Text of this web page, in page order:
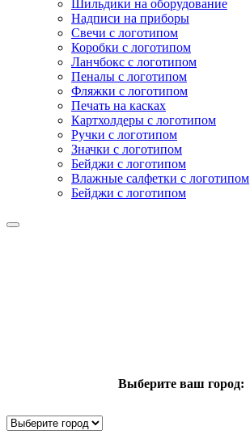
Шильдики на оборудование
Надписи на приборы
Свечи с логотипом
Коробки с логотипом
Ланчбокс с логотипом
Пеналы с логотипом
Фляжки с логотипом
Печать на касках
Картхолдеры с логотипом
Ручки с логотипом
Значки с логотипом
Бейджи с логотипом
Влажные салфетки с логотипом
Бейджи с логотипом
Выберите ваш город: